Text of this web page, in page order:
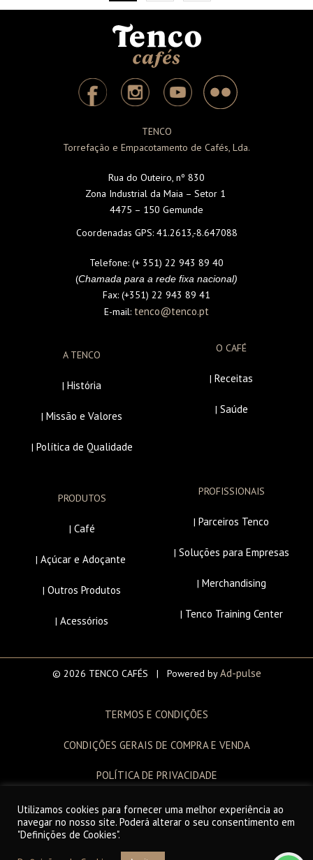
TENCO
Torrefação e Empacotamento de Cafés, Lda.
Rua do Outeiro, nº 830
Zona Industrial da Maia – Setor 1
4475 – 150 Gemunde
Coordenadas GPS:41.2613,-8.647088
Telefone: (+ 351) 22 943 89 40
(Chamada para a rede fixa nacional)
Fax: (+351) 22 943 89 41
E-mail: tenco@tenco.pt
A TENCO
| História
| Missão e Valores
| Política de Qualidade
O CAFÉ
| Receitas
| Saúde
PRODUTOS
| Café
| Açúcar e Adoçante
| Outros Produtos
| Acessórios
PROFISSIONAIS
| Parceiros Tenco
| Soluções para Empresas
| Merchandising
| Tenco Training Center
© 2026 TENCO CAFÉS | Powered byAd-pulse
TERMOS E CONDIÇÕES
CONDIÇÕES GERAIS DE COMPRA E VENDA
POLÍTICA DE PRIVACIDADE
LIVRO DE RECLAMAÇÕES
Utilizamos cookies para fornecer uma melhor experiência ao
navegar no nosso site. Poderá alterar o seu consentimento em
"Definições de Cookies".